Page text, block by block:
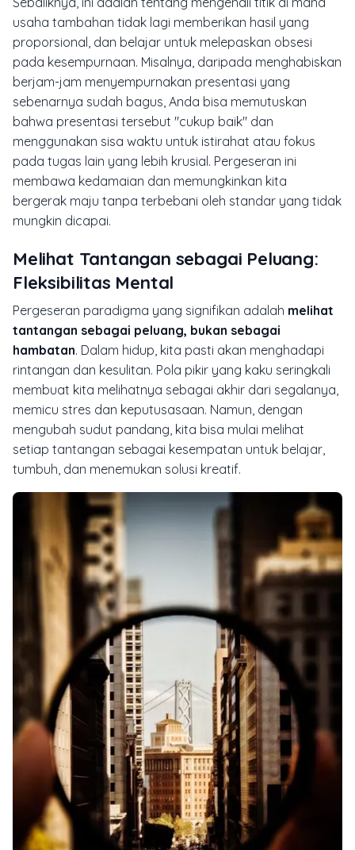
usaha tambahan tidak lagi memberikan hasil yang
proporsional, dan belajar untuk melepaskan obsesi
pada kesempurnaan. Misalnya, daripada menghabiskan
berjam-jam menyempurnakan presentasi yang
sebenarnya sudah bagus, Anda bisa memutuskan
bahwa presentasi tersebut "cukup baik" dan
menggunakan sisa waktu untuk istirahat atau fokus
pada tugas lain yang lebih krusial. Pergeseran ini
membawa kedamaian dan memungkinkan kita
bergerak maju tanpa terbebani oleh standar yang tidak
mungkin dicapai.
Melihat Tantangan sebagai Peluang:
Fleksibilitas Mental
Pergeseran paradigma yang signifikan adalah melihat
tantangan sebagai peluang, bukan sebagai
hambatan. Dalam hidup, kita pasti akan menghadapi
rintangan dan kesulitan. Pola pikir yang kaku seringkali
membuat kita melihatnya sebagai akhir dari segalanya,
memicu stres dan keputusasaan. Namun, dengan
mengubah sudut pandang, kita bisa mulai melihat
setiap tantangan sebagai kesempatan untuk belajar,
tumbuh, dan menemukan solusi kreatif.